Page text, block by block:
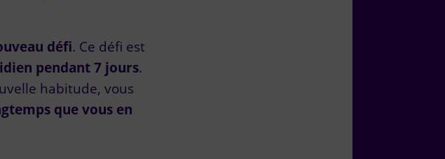
défi. Ce défi est
pendant 7 jours.
habitude, vous
que vous en